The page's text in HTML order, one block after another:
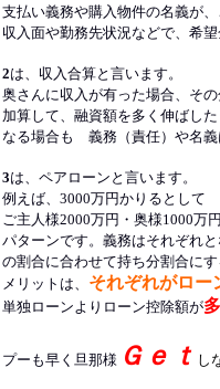
支払い義務や購入物件の名義が、
収入面や勤務先状況などで、希
2は、収入合算と言います。
奥さんに収入が有った場合、そ
加算して、融資額を多く伸ばし
なる場合も 義務（責任）や名義
3は、ペアローンと言います。
例えば、3000万円かりるとして
ご主人様2000万円・奥様1000万
パターンです。義務はそれぞれ
の割合に合わせて持ち分割合に
メリットは、 それぞれがロー
単独ローンよりローン控除額が
プーも早く旦那様 Ｇｅｔ し